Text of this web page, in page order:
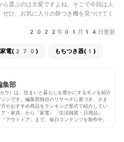
選ぶのは大変ですよね。そこで今回は人
ひ、お気に入りの餅つき機を見つけてく
2022年01月14日更新
家電(270) もちつき器(1)
部
ウ）は、住まいと暮らしを豊かにするモノを紹介
ンです。編集部独自のリサーチに基づき、さま
やおすすめ商品をランキング形式で紹介してい
・家具」から「家電」「生活雑貨・日用品」
「アウトドア」まで、毎日コンテンツを制作中。